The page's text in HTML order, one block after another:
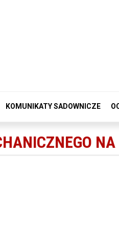
KOMUNIKATY SADOWNICZE